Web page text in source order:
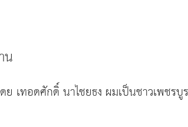
น
เทอดศักดิ์ นาไชยธง ผมเป็นชาวเพช